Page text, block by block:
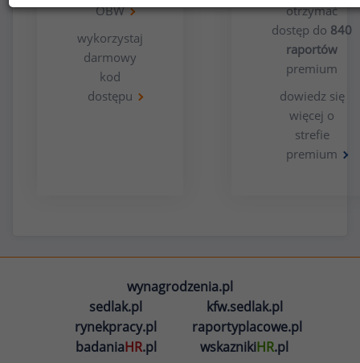
OBW
wykorzystaj
darmowy
kod
dostępu
otrzymać
dostęp do 840
raportów
premium
dowiedz się
więcej o
strefie
premium
wynagrodzenia.pl
sedlak.pl
kfw.sedlak.pl
rynekpracy.pl
raportyplacowe.pl
badaniaHR.pl wskaznikiHR.pl